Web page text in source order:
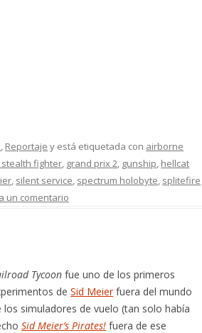
, Reportaje y está etiquetada con airborne
stealth fighter, grand prix 2, gunship, hellcat
, silent service, spectrum holobyte, splitefire
un comentario
Tycoon fue uno de los primeros
deSid Meierfuera del mundo
los simuladores de vuelo (tan solo había
Sid Meier’s Pirates! fuera de ese